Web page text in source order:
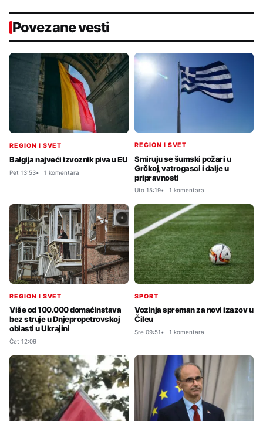
Povezane vesti
REGION I SVET
Balgija najveći izvoznik piva u EU
Pet 13:53 1 komentara
REGION I SVET
Smiruju se šumski požari u
Grčkoj, vatrogasci i dalje u
pripravnosti
Uto 15:19 1 komentara
REGION I SVET
Više od 100.000 domaćinstava
bez struje u Dnjepropetrovskoj
oblasti u Ukrajini
Čet 12:09
SPORT
Vozinja spreman za novi izazov u
Čileu
Sre 09:51 1 komentara